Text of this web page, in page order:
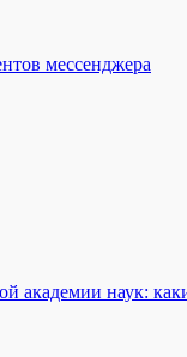
мессенджера
академии наук: